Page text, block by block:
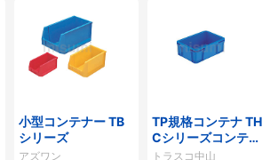
小型コンテナー TB
シリーズ
アズワン
TP規格コンテナ TH
Cシリーズコンテナ
（Aタイプ）
トラスコ中山